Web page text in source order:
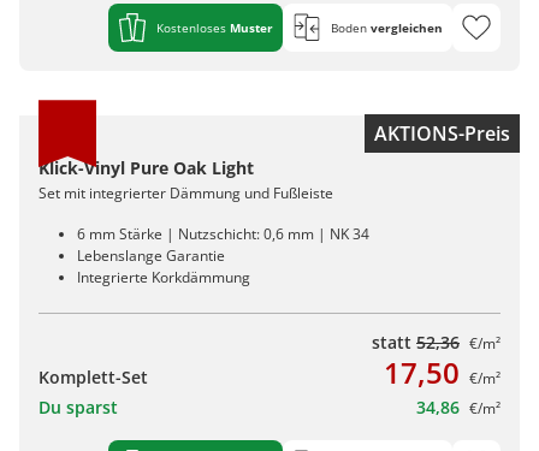
Kostenloses Muster Boden vergleichen
AKTIONS-Preis
Klick-Vinyl Pure Oak Light
Set mit integrierter Dämmung und Fußleiste
6 mm Stärke | Nutzschicht: 0,6 mm | NK 34
Lebenslange Garantie
Integrierte Korkdämmung
statt 52,36 €/m²
Komplett-Set 17,50 €/m²
Du sparst 34,86 €/m²